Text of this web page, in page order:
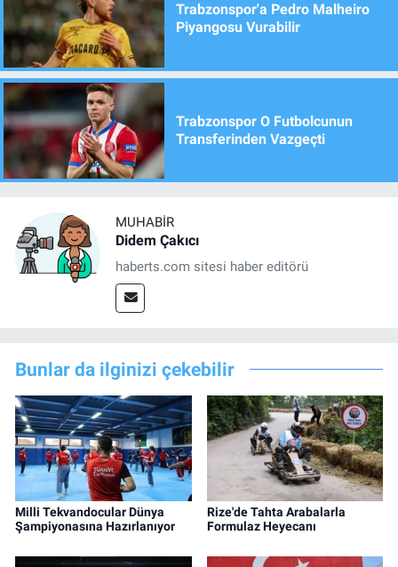
Trabzonspor'a Pedro Malheiro
Piyangosu Vurabilir
Trabzonspor O Futbolcunun
Transferinden Vazgeçti
MUHABIR
Didem Çakıcı
haberts.com sitesi haber editörü
Bunlar da ilginizi çekebilir
Milli Tekvandocular Dünya
Şampiyonasına Hazırlanıyor
Rize'de Tahta Arabalarla
Formulaz Heyecanı